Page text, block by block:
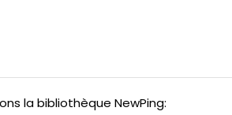
la bibliothèque NewPing: